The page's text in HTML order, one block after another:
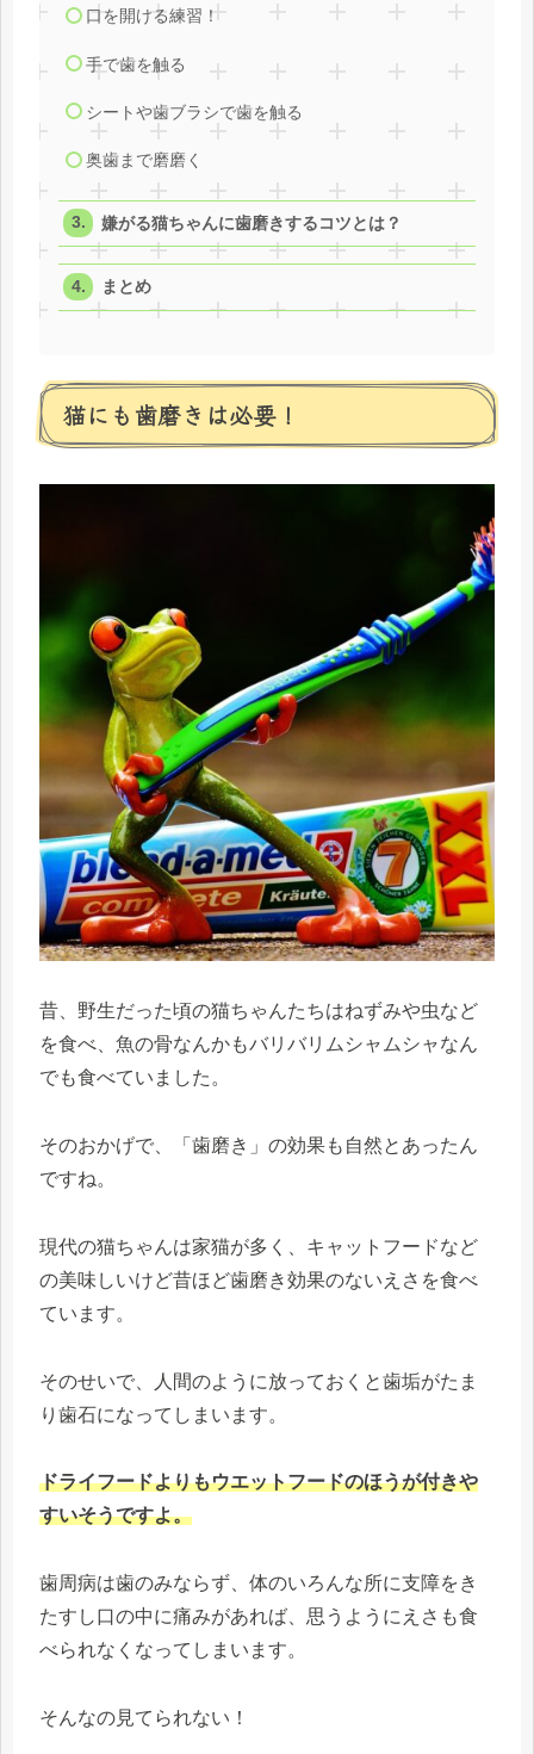
口を開ける練習！
手で歯を触る
シートや歯ブラシで歯を触る
奥歯まで磨磨く
嫌がる猫ちゃんに歯磨きするコツとは？
まとめ
猫にも歯磨きは必要！
昔、野生だった頃の猫ちゃんたちはねずみや虫など
を食べ、魚の骨なんかもバリバリムシャムシャなん
でも食べていました。
そのおかげで、「歯磨き」の効果も自然とあったん
ですね。
現代の猫ちゃんは家猫が多く、キャットフードなど
の美味しいけど昔ほど歯磨き効果のないえさを食べ
ています。
そのせいで、人間のように放っておくと歯垢がたま
り歯石になってしまいます。
ドライフードよりもウエットフードのほうが付きや
すいそうですよ。
歯周病は歯のみならず、体のいろんな所に支障をき
たすし口の中に痛みがあれば、思うようにえさも食
べられなくなってしまいます。
そんなの見てられない！